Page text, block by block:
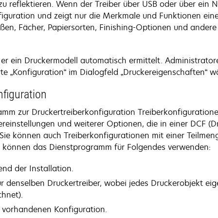
reflektieren. Wenn der Treiber über USB oder über ein
und zeigt nur die Merkmale und Funktionen
Fächer, Papiersorten, Finishing-Optionen und
ein Druckermodell automatisch ermittelt.
„Konfiguration“ im Dialogfeld „Druckereigenschaften“
zur Druckertreiberkonfiguration
und weiterer Optionen, die in einer DCF
können auch Treiberkonfigurationen mit einer
das Dienstprogramm für Folgendes verwenden:
der Installation.
denselben Druckertreiber, wobei jedes Druckerobjekt
Konfiguration.